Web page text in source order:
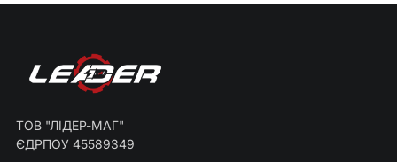
ТОВ "ЛІДЕР-МАГ"
ЄДРПОУ 45589349